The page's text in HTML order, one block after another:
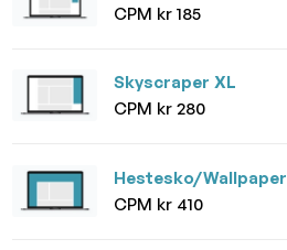
CPM kr 185
Skyscraper XL
CPM kr 280
Hestesko/Wallpaper
CPM kr 410